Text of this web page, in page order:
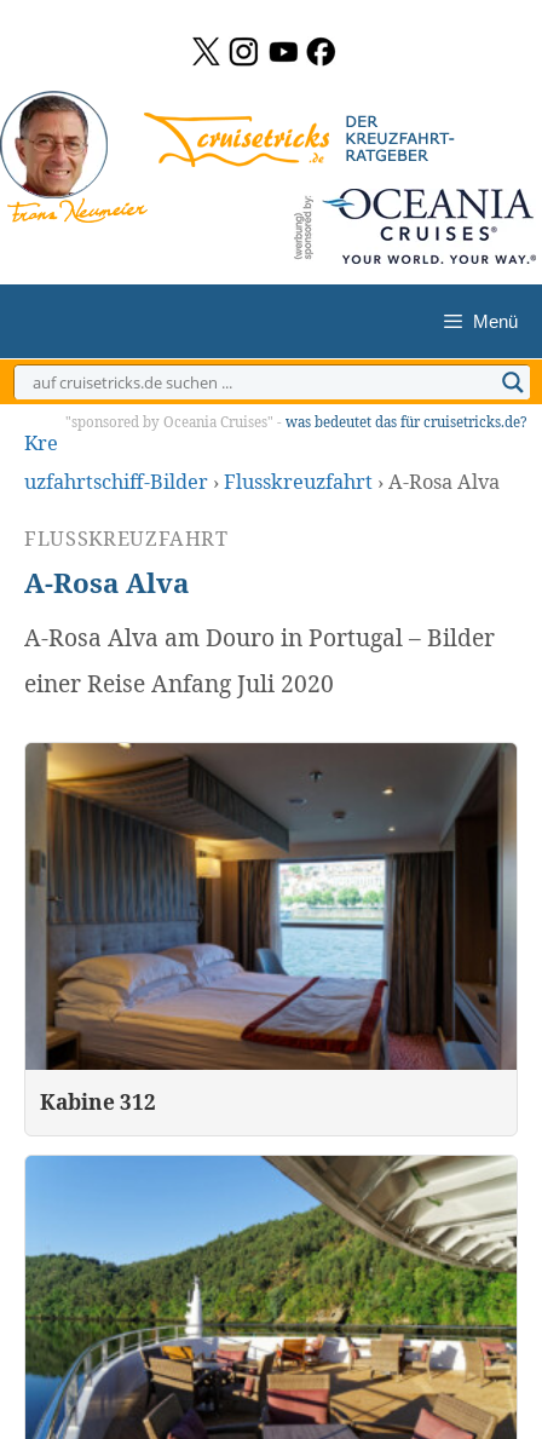
springen
Menü
"sponsored by Oceania Cruises" - was bedeutet das für cruisetricks.de?
Kre
uzfahrtschiff-Bilder ›Flusskreuzfahrt ›A-Rosa Alva
FLUSSKREUZFAHRT
A-Rosa Alva
A-Rosa Alva am Douro in Portugal – Bilder
einer Reise Anfang Juli 2020
Kabine 312